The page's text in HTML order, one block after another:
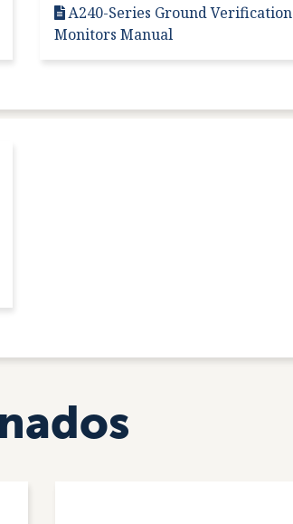
A240-Series Ground Verification
Monitors Manual